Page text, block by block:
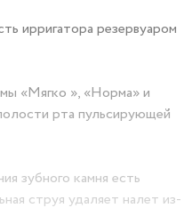
ирригатора резервуаром
«Мягко », «Норма» и
рта пульсирующей
зубного камня есть
струя удаляет налет из-